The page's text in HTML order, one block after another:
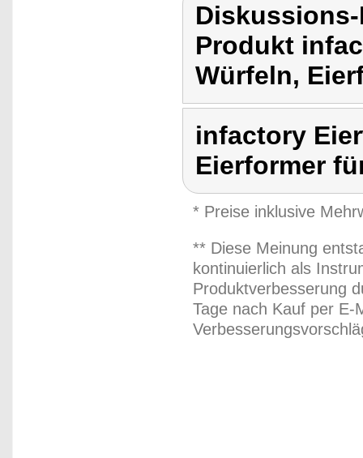
Produkt
Würfeln,
infactory
Eierformer
* Preise inklusive
** Diese Meinung
kontinuierlich als
Produktverbesserung
Tage nach Kauf per E-